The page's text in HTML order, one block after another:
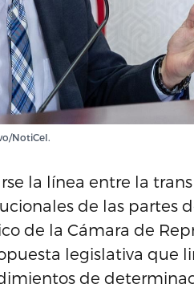
NotiCel.
la línea entre la
de las partes
de la Cámara de
legislativa que
de